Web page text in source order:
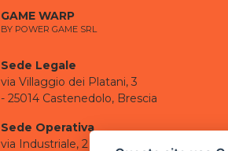
GAME WARP
BY POWER GAME SRL
Sede Legale
via Villaggio dei Platani, 3
- 25014 Castenedolo, Brescia
Sede Operativa
via Industriale, 2 - 25082 Botticino, BS